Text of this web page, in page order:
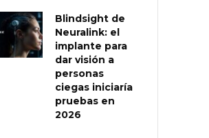
Blindsight de
Neuralink: el
implante para
dar visión a
personas
ciegas iniciaría
pruebas en
2026